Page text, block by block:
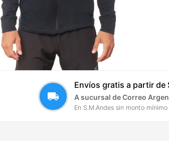
local_shipping
Envíos gratis a partir de
A sucursal de Correo
En S.M.Andes sin monto mínimo